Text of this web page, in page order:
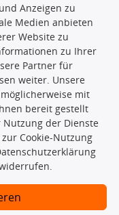
Datenbank dürfen
Datenbank ohne
zu verbreiten
zu lassen. Ein
identifizierte Ersatzteil
Anzeigen zu
Medien anbieten
Website zu
zu Ihrer
Partner für
weiter. Unsere
mit
bereit gestellt
der Dienste
Cookie-Nutzung